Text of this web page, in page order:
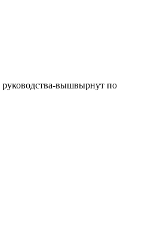
руководства-вышвырнут по